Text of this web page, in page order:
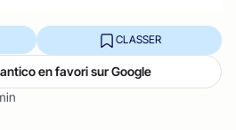
CLASSER
en favori sur Google